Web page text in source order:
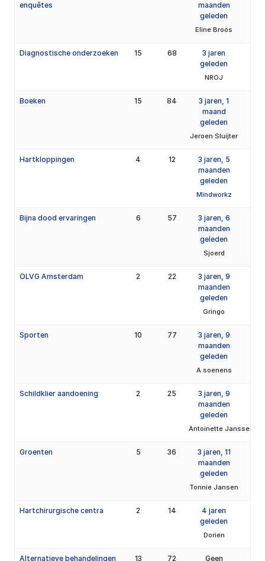
enquêtes
maanden
geleden
Eline Broos
Diagnostische onderzoeken 15 68
3 jaren
geleden
NROJ
Boeken 15 84
3 jaren, 1
maand
geleden
Jeroen Sluijter
Hartkloppingen 4 12
3 jaren, 5
maanden
geleden
Mindworkz
Bijna dood ervaringen 6 57
3 jaren, 6
maanden
geleden
Sjoerd
OLVG Amsterdam 2 22
3 jaren, 9
maanden
geleden
Gringo
Sporten 10 77
3 jaren, 9
maanden
geleden
A soenens
Schildklier aandoening 2 25
3 jaren, 9
maanden
geleden
Antoinette Janssen
Groenten 5 36
3 jaren, 11
maanden
geleden
Tonnie Jansen
Hartchirurgische centra 2 14
4 jaren
geleden
Dorien
Alternatieve behandelingen 13 72 Geen